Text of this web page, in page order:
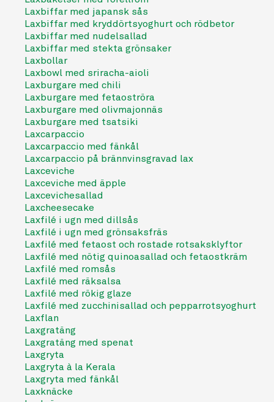
Laxbiffar med japansk sås
Laxbiffar med kryddörtsyoghurt och rödbetor
Laxbiffar med nudelsallad
Laxbiffar med stekta grönsaker
Laxbollar
Laxbowl med sriracha-aioli
Laxburgare med chili
Laxburgare med fetaoströra
Laxburgare med olivmajonnäs
Laxburgare med tsatsiki
Laxcarpaccio
Laxcarpaccio med fänkål
Laxcarpaccio på brännvinsgravad lax
Laxceviche
Laxceviche med äpple
Laxcevichesallad
Laxcheesecake
Laxfilé i ugn med dillsås
Laxfilé i ugn med grönsaksfräs
Laxfilé med fetaost och rostade rotsaksklyftor
Laxfilé med nötig quinoasallad och fetaostkräm
Laxfilé med romsås
Laxfilé med räksalsa
Laxfilé med rökig glaze
Laxfilé med zucchinisallad och pepparrotsyoghurt
Laxflan
Laxgratäng
Laxgratäng med spenat
Laxgryta
Laxgryta à la Kerala
Laxgryta med fänkål
Laxknäcke